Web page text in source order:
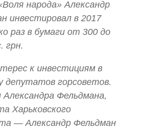
народа» Александр
инвестировал в 2017
раз в бумаги от 300 до
грн.
к инвестициям в
депутатов горсоветов.
Александра Фельдмана,
Харьковского
— Александр Фельдман